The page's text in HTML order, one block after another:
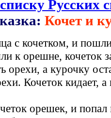
Кочет и
с кочетком, и
к орешне, кочеток
орехи, а курочку
Кочеток кидает, а
орешек, и попал